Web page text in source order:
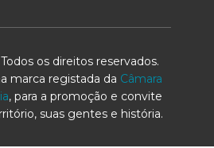
os direitos reservados.
marca registada da Câmara
, para a promoção e convite
suas gentes e história.